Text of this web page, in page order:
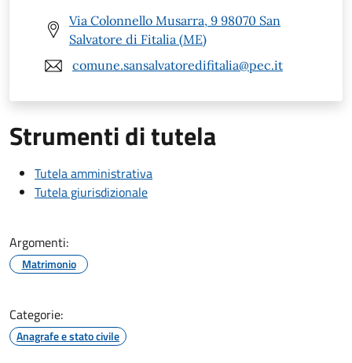
Via Colonnello Musarra, 9 98070 San
Salvatore di Fitalia (ME)
comune.sansalvatoredifitalia@pec.it
Strumenti di tutela
Tutela amministrativa
Tutela giurisdizionale
Argomenti:
Matrimonio
Categorie:
Anagrafe e stato civile